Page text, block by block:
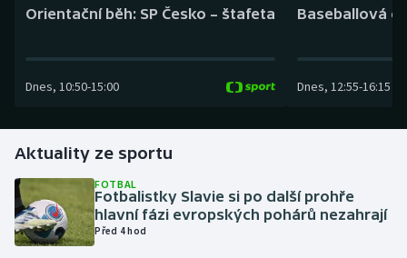
Golf
Gymnastika
Házená
Orientační běh: SP Česko – štafeta
Dnes, 10:50-15:00
Baseballová
Dnes, 12:55-16:15
Aktuality ze sportu
FOTBAL
Fotbalistky Slavie si po další prohře
hlavní fázi evropských pohárů nezahrají
Před 4 hod